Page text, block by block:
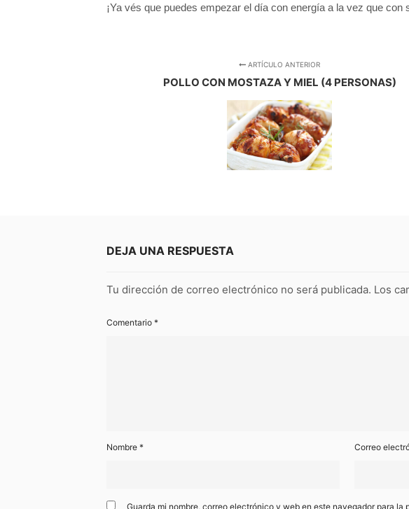
¡Ya vés que puedes empezar el día con energía a la vez que con
ARTÍCULO ANTERIOR
POLLO CON MOSTAZA Y MIEL (4 PERSONAS)
DEJA UNA RESPUESTA
Tu dirección de correo electrónico no será publicada. Los
Comentario *
Nombre * Correo
Guarda mi nombre, correo electrónico y web en este navegador para la